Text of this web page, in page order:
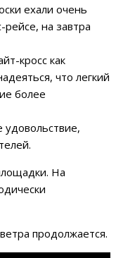
ехали очень
на завтра
кросс как
что легкий
более
удовольствие,
На
продолжается.